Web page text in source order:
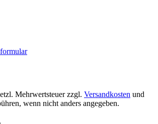
Mehrwertsteuer zzgl. Versandkosten und
wenn nicht anders angegeben.